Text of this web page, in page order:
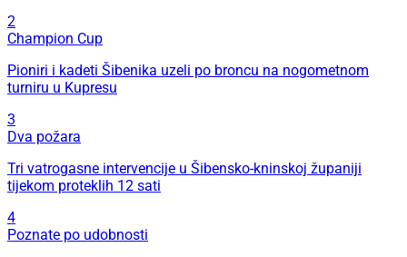
2
Champion Cup
Pioniri i kadeti Šibenika uzeli po broncu na nogometnom
turniru u Kupresu
3
Dva požara
Tri vatrogasne intervencije u Šibensko-kninskoj županiji
tijekom proteklih 12 sati
4
Poznate po udobnosti